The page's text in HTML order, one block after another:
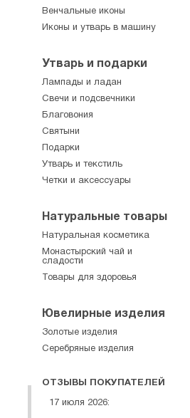
Венчальные иконы
Иконы и утварь в машину
Утварь и подарки
Лампады и ладан
Свечи и подсвечники
Благовония
Святыни
Подарки
Утварь и текстиль
Четки и аксессуары
Натуральные товары
Натуральная косметика
Монастырский чай и
сладости
Товары для здоровья
Ювелирные изделия
Золотые изделия
Серебряные изделия
ОТЗЫВЫ ПОКУПАТЕЛЕЙ
17 июля 2026: